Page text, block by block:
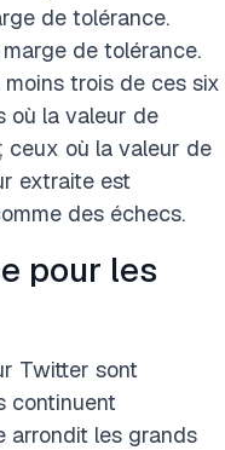
de tolérance.
de tolérance.
moins trois de ces six
où la valeur de
ceux où la valeur de
extraite est
des échecs.
pour les
Twitter sont
continuent
arrondit les grands